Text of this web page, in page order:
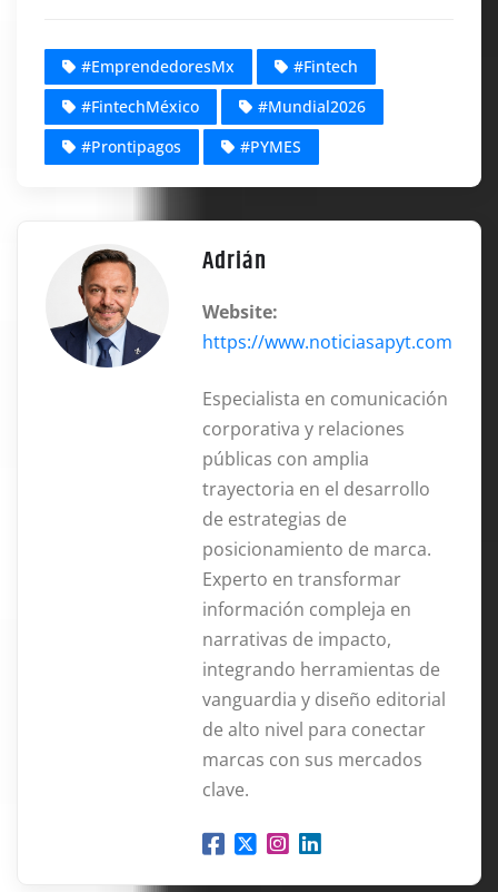
#EmprendedoresMx
#Fintech
#FintechMéxico
#Mundial2026
#Prontipagos
#PYMES
Adrián
Website:
https://www.noticiasapyt.com
Especialista en comunicación
corporativa y relaciones
públicas con amplia
trayectoria en el desarrollo
de estrategias de
posicionamiento de marca.
Experto en transformar
información compleja en
narrativas de impacto,
integrando herramientas de
vanguardia y diseño editorial
de alto nivel para conectar
marcas con sus mercados
clave.